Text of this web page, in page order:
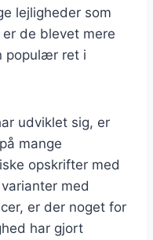
lejligheder som
de blevet mere
populær ret i
udviklet sig, er
mange
opskrifter med
med
er der noget for
har gjort